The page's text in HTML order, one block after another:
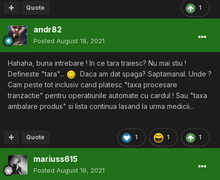
1
Quote
andr82
Posted August 18, 2021
Hahaha, buna intrebare ! In ce tara traiesc? Nu mai stiu !
Defineste "tara"...
Daca am dat spaga? Saptamanal. Unde ?
Cam peste tot inclusiv cand platesc "taxa procesare
tranzactie" pentru operatiunile automate cu cardul ! Sau "taxa
ambalare produs" si lista continua lasand la urma medicii...
1 1 1
Quote
mariuss615
Posted August 19, 2021